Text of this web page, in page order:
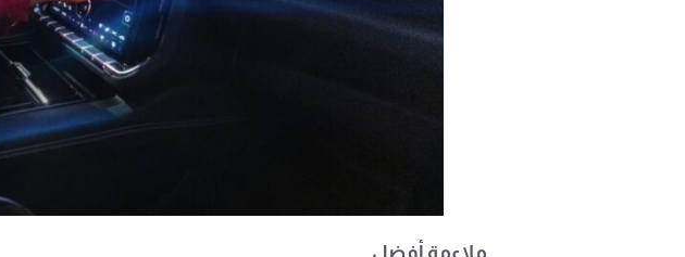
ملاءمة أفضل